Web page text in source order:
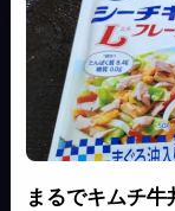
まるでキムチ